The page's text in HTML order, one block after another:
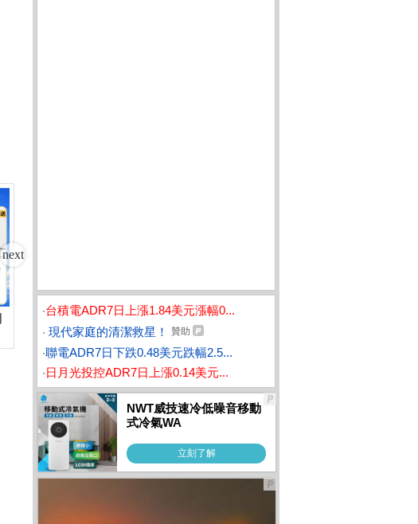
LG樂金 15公斤智慧變
頻直立式洗衣機WT-IBN
15M(曜石黑)
ASUS TUF Gaming A1
6 FA607NUQ-0103A17
0H 灰(Ryzen 7 170/16
G/RTX4050-6G/1TB/W
11/FHD+/144Hz/16)
‧台積電ADR7日上漲1.84美元漲幅0...
‧ 現代家庭的清潔救星！ 贊助
‧聯電ADR7日下跌0.48美元跌幅2.5...
‧日月光投控ADR7日上漲0.14美元...